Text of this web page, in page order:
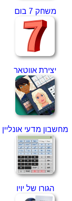
משחק 7 בום
יצירת אווטאר
מחשבון מדעי אונליין
הגורו של יויו